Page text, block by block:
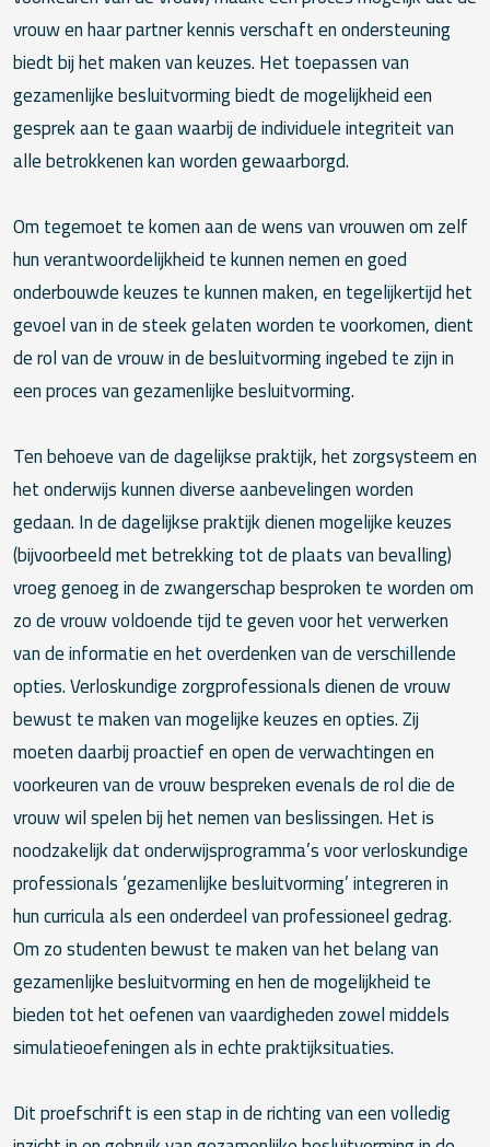
vrouw en haar partner kennis verschaft en ondersteuning
biedt bij het maken van keuzes. Het toepassen van
gezamenlijke besluitvorming biedt de mogelijkheid een
gesprek aan te gaan waarbij de individuele integriteit van
alle betrokkenen kan worden gewaarborgd.
Om tegemoet te komen aan de wens van vrouwen om zelf
hun verantwoordelijkheid te kunnen nemen en goed
onderbouwde keuzes te kunnen maken, en tegelijkertijd het
gevoel van in de steek gelaten worden te voorkomen, dient
de rol van de vrouw in de besluitvorming ingebed te zijn in
een proces van gezamenlijke besluitvorming.
Ten behoeve van de dagelijkse praktijk, het zorgsysteem en
het onderwijs kunnen diverse aanbevelingen worden
gedaan. In de dagelijkse praktijk dienen mogelijke keuzes
(bijvoorbeeld met betrekking tot de plaats van bevalling)
vroeg genoeg in de zwangerschap besproken te worden om
zo de vrouw voldoende tijd te geven voor het verwerken
van de informatie en het overdenken van de verschillende
opties. Verloskundige zorgprofessionals dienen de vrouw
bewust te maken van mogelijke keuzes en opties. Zij
moeten daarbij proactief en open de verwachtingen en
voorkeuren van de vrouw bespreken evenals de rol die de
vrouw wil spelen bij het nemen van beslissingen. Het is
noodzakelijk dat onderwijsprogramma’s voor verloskundige
professionals ‘gezamenlijke besluitvorming’ integreren in
hun curricula als een onderdeel van professioneel gedrag.
Om zo studenten bewust te maken van het belang van
gezamenlijke besluitvorming en hen de mogelijkheid te
bieden tot het oefenen van vaardigheden zowel middels
simulatieoefeningen als in echte praktijksituaties.
Dit proefschrift is een stap in de richting van een volledig